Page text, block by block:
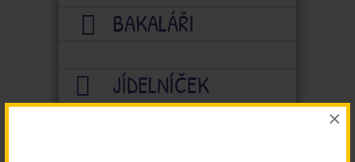
×
BAKALÁŘI
JÍDELNÍČEK